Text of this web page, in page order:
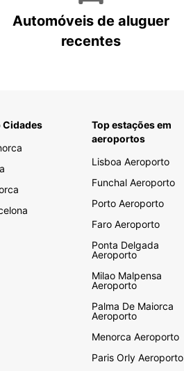
Automóveis de aluguer
recentes
Cidades
Top estações em
aeroportos
Lisboa Aeroporto
Funchal Aeroporto
Porto Aeroporto
Faro Aeroporto
Ponta Delgada
Aeroporto
Milao Malpensa
Aeroporto
Palma De Maiorca
Aeroporto
Menorca Aeroporto
Paris Orly Aeroporto